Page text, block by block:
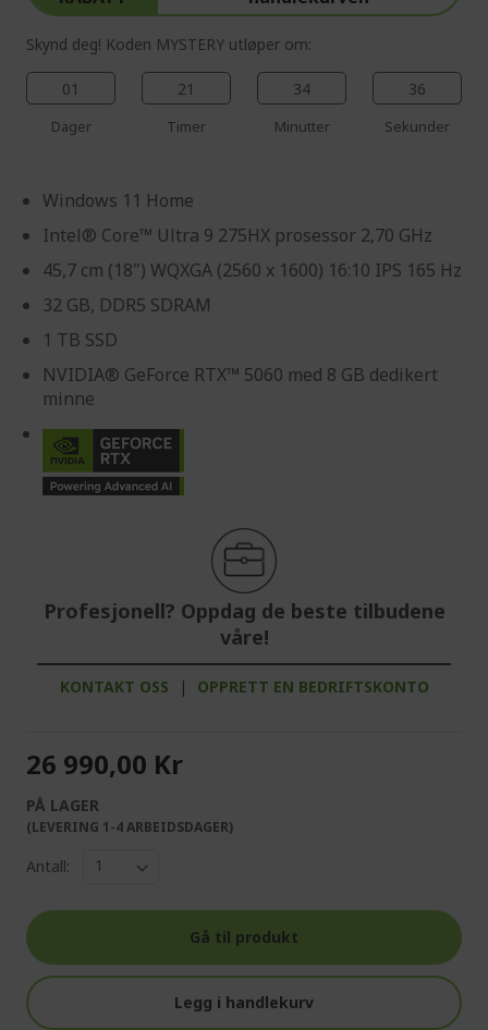
Skynd deg! Koden MYSTERY utløper om:
01
Dager
21
Timer
34
Minutter
35
Sekunder
Windows 11 Home
Intel® Core™ Ultra 9 275HX prosessor 2,70 GHz
45,7 cm (18") WQXGA (2560 x 1600) 16:10 IPS 165 Hz
32 GB, DDR5 SDRAM
1 TB SSD
NVIDIA® GeForce RTX™ 5060 med 8 GB dedikert
minne
Profesjonell? Oppdag de beste tilbudene
våre!
KONTAKT OSS | OPPRETT EN BEDRIFTSKONTO
26 990,00 Kr
PÅ LAGER
(LEVERING 1-4 ARBEIDSDAGER)
Antall:
Gå til produkt
Legg i handlekurv